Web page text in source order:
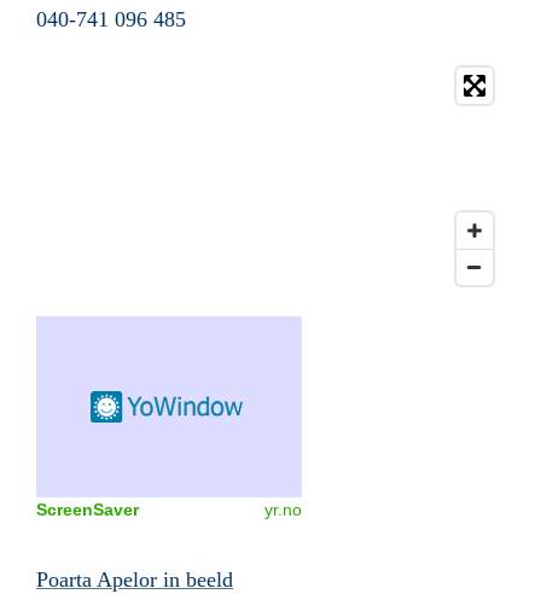
040-741 096 485
ScreenSaver yr.no
Poarta Apelor in beeld